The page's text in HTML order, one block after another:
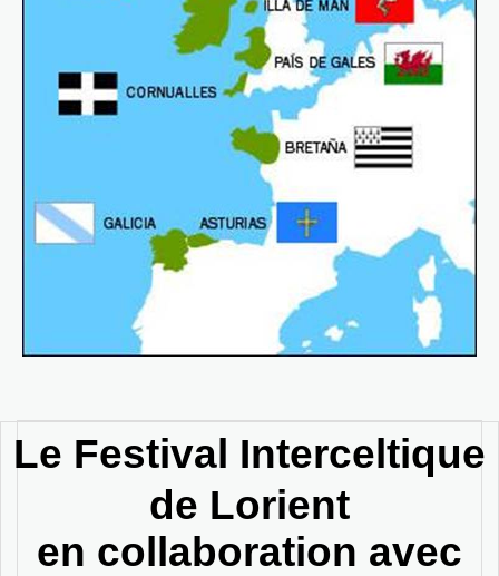
Le Festival Interceltique
de Lorient
en collaboration avec